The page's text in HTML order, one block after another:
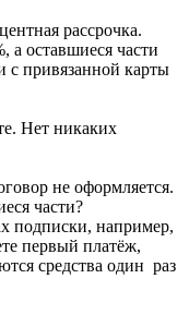
рассрочка.
а оставшиеся части
с привязанной карты
Нет никаких
не оформляется.
части?
подписки, например,
первый платёж,
средства один раз